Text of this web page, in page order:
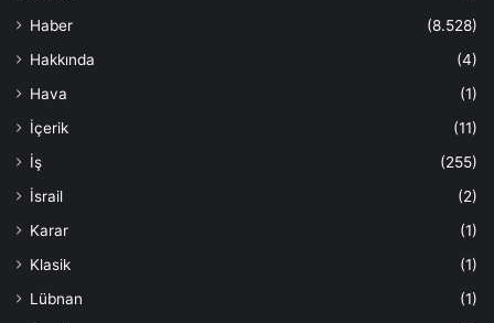
Haber
(8.528)
Hakkında
(4)
Hava
(1)
İçerik
(11)
İş
(255)
İsrail
(2)
Karar
(1)
Klasik
(1)
Lübnan
(1)